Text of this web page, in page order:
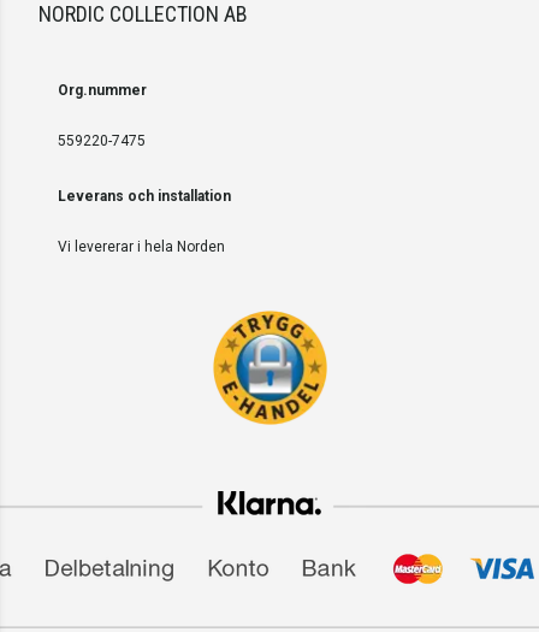
NORDIC COLLECTION AB
Org.nummer
559220-7475
Leverans och installation
Vi levererar i hela Norden